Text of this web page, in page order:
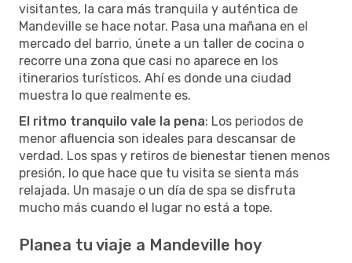
visitantes, la cara más tranquila y auténtica de
Mandeville se hace notar. Pasa una mañana en el
mercado del barrio, únete a un taller de cocina o
recorre una zona que casi no aparece en los
itinerarios turísticos. Ahí es donde una ciudad
muestra lo que realmente es.
El ritmo tranquilo vale la pena: Los periodos de
menor afluencia son ideales para descansar de
verdad. Los spas y retiros de bienestar tienen menos
presión, lo que hace que tu visita se sienta más
relajada. Un masaje o un día de spa se disfruta
mucho más cuando el lugar no está a tope.
Planea tu viaje a Mandeville hoy